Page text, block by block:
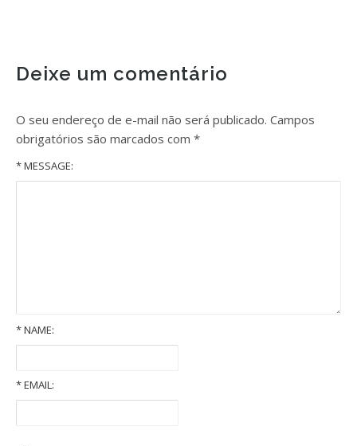
Deixe um comentário
O seu endereço de e-mail não será publicado. Campos
obrigatórios são marcados com *
* MESSAGE:
*NAME:
*EMAIL: